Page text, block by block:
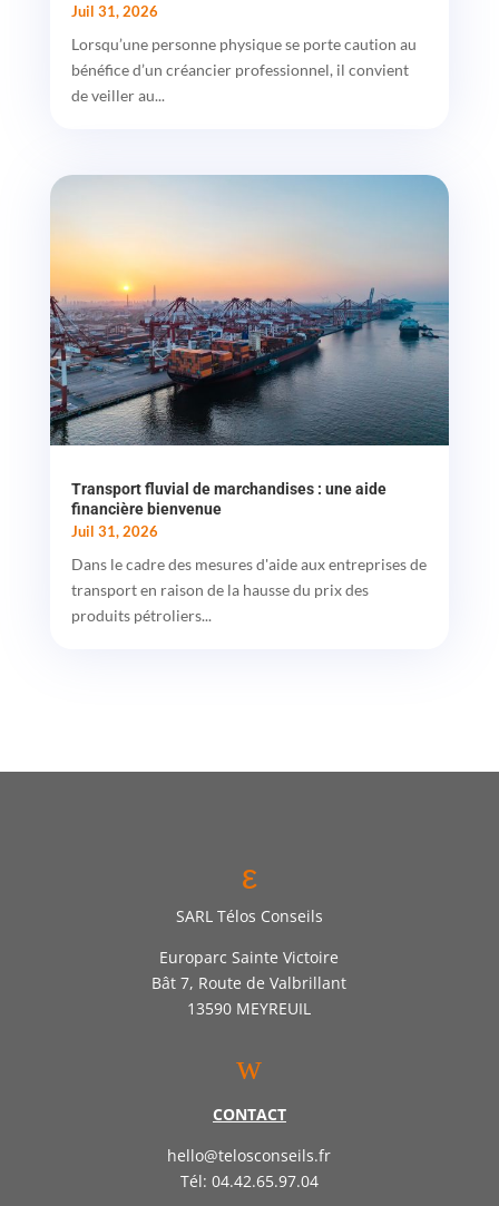
Juil 31, 2026
Lorsqu’une personne physique se porte caution au
bénéfice d’un créancier professionnel, il convient
de veiller au...
Transport fluvial de marchandises : une aide
financière bienvenue
Juil 31, 2026
Dans le cadre des mesures d'aide aux entreprises de
transport en raison de la hausse du prix des
produits pétroliers...
ε
SARL Télos Conseils
Europarc Sainte Victoire
Bât 7, Route de Valbrillant
13590 MEYREUIL
w
CONTACT
hello@telosconseils.fr
Tél: 04.42.65.97.04